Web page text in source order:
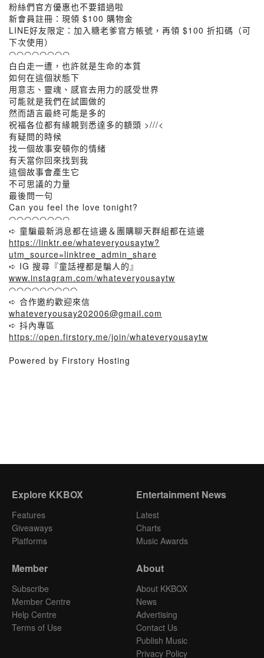
粉絲們官方優惠也不要錯過啦
新會員註冊：現領 $100 購物金
LINE好友限定：加入糖老爹官方帳號，再領 $100 折扣碼（可
下次使用）
◠◠◠◠◠◠◠◠
白白走一遭，也許就是生命的本質
如何在這個狀態下
用意志、靈魂、感官去用力的感受世界
可能就是我們在試圖做的
然而語言最終可能是多的
祝福各位都有緣親到悉達多的額頭 >///<
有疑問的時候
找一個故事安頓你的情緒
有天當你回來找到我
這個故事會產生它
不可思議的力量
最後問一句
Can you feel the love tonight?
◠◠◠◠◠◠◠◠
➪ 童騙最新消息都在這邊＆團購聊天群組都在這邊
https://linktr.ee/whateveryousaytw?
utm_source=linktree_admin_share
➪ IG 搜尋『童話裡都是騙人的』
www.instagram.com/whateveryousaytw
◠◠◠◠◠◠◠◠◠
➪ 合作邀約歡迎來信
whateveryousay202006@gmail.com
➪ 抖內專區
https://open.firstory.me/join/whateveryousaytw
Powered by Firstory Hosting
Explore KKBOX
Features
Giveaways
Platforms
Entertainment News
Latest
Charts
Music Awards
Member
Subscribe
Member Centre
Help Centre
Terms of Use
About
About KKBOX
News
Advertising
Contact Us
Publish Music
Privacy Policy